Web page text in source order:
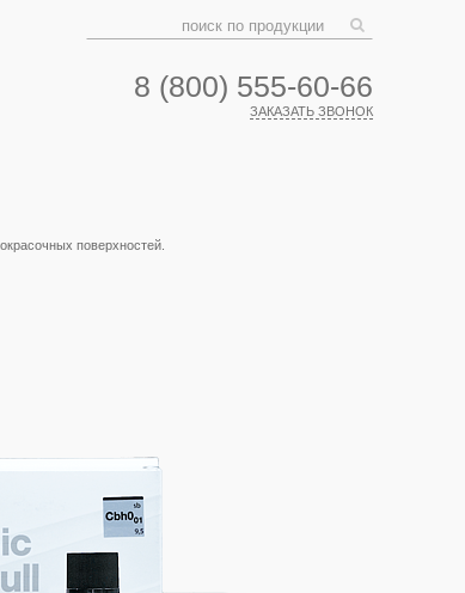
8 (800) 555-60-66
ЗАКАЗАТЬ ЗВОНОК
поверхностей.